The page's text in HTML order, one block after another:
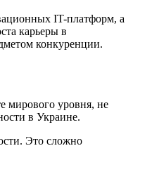
IT-платформ, а
карьеры в
конкуренции.
мирового уровня, не
в Украине.
Это сложно